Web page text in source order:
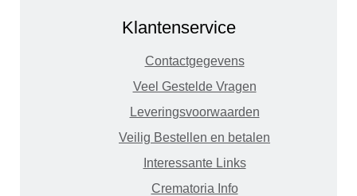
Klantenservice
Contactgegevens
Veel Gestelde Vragen
Leveringsvoorwaarden
Veilig Bestellen en betalen
Interessante Links
Crematoria Info